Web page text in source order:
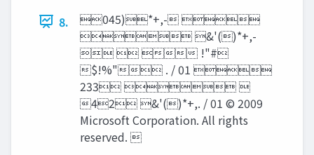
8.
045)*+,- 
 &'()*+,-
   !"#
$!%" . / 01 
233  
42 &'()*+,. / 01 © 2009
Microsoft Corporation. All rights
reserved. 